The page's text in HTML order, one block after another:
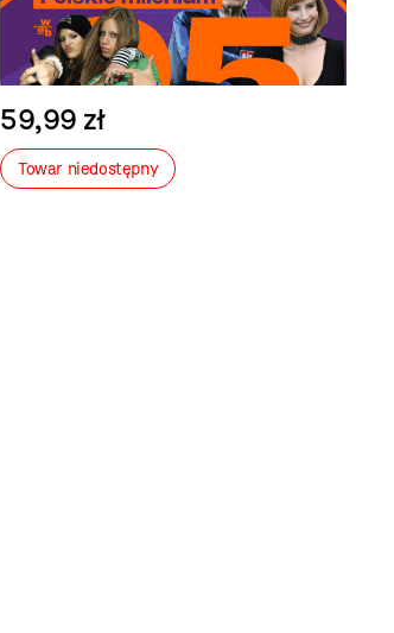
59,99 zł
Towar niedostępny